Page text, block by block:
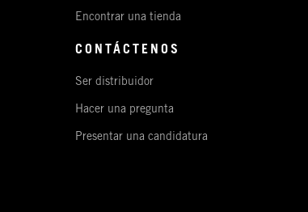
Encontrar una tienda
CONTÁCTENOS
Ser distribuidor
Hacer una pregunta
Presentar una candidatura